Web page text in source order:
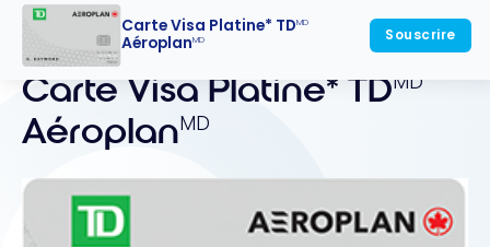
Retour
Carte Visa Platine* TDMD
AéroplanMD
Carte Visa Platine* TDMD
AéroplanMD Souscrire